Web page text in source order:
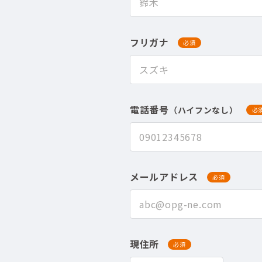
フリガナ 必須
電話番号 （ハイフンなし） 必
メールアドレス 必須
現住所 必須